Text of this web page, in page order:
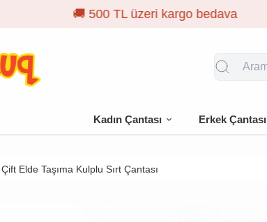
Kadın Çantası Erkek Çantası
. Çift Elde Taşıma Kulplu Sırt Çantası